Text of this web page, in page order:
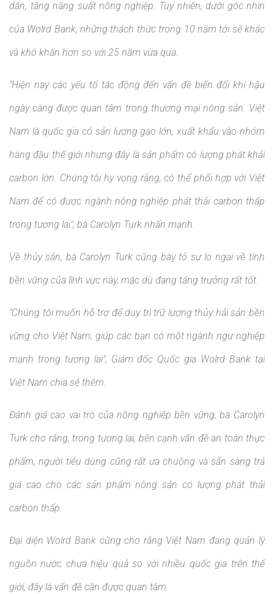
dân, tăng năng suất nông nghiệp. Tuy nhiên, dưới góc nhìn
của Wolrd Bank, những thách thức trong 10 năm tới sẽ khác
và khó khăn hơn so với 25 năm vừa qua.
"Hiện nay các yếu tố tác động đến vấn đề biến đổi khí hậu
ngày càng được quan tâm trong thương mại nông sản. Việt
Nam là quốc gia có sản lượng gạo lớn, xuất khẩu vào nhóm
hàng đầu thế giới nhưng đây là sản phẩm có lượng phát khải
carbon lớn. Chúng tôi hy vọng rằng, có thể phối hợp với Việt
Nam để có được ngành nông nghiệp phát thải carbon thấp
trong tương lai", bà Carolyn Turk nhấn mạnh.
Về thủy sản, bà Carolyn Turk cũng bày tỏ sự lo ngại về tính
bền vững của lĩnh vực này, mặc dù đang tăng trưởng rất tốt.
"Chúng tôi muốn hỗ trợ để duy trì trữ lượng thủy hải sản bền
vững cho Việt Nam, giúp các bạn có một ngành ngư nghiệp
mạnh trong tương lai", Giám đốc Quốc gia Wolrd Bank tại
Việt Nam chia sẻ thêm.
Đánh giá cao vai trò của nông nghiệp bền vững, bà Carolyn
Turk cho rằng, trong tương lai, bên cạnh vấn đề an toàn thực
phẩm, người tiêu dùng cũng rất ưa chuộng và sẵn sàng trả
giá cao cho các sản phẩm nông sản có lượng phát thải
carbon thấp.
Đại diện Wolrd Bank cũng cho rằng Việt Nam đang quản lý
nguồn nước chưa hiệu quả so với nhiều quốc gia trên thế
giới, đây là vấn đề cần được quan tâm.